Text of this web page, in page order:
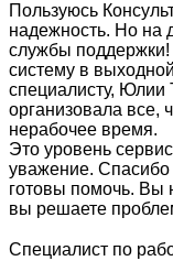
Пользуюсь
надежность. Но на
службы поддержки!
систему в
специалисту, Юлии
организовала все,
нерабочее время.
Это уровень
уважение. Спасибо
готовы помочь. Вы
вы решаете
Специалист по